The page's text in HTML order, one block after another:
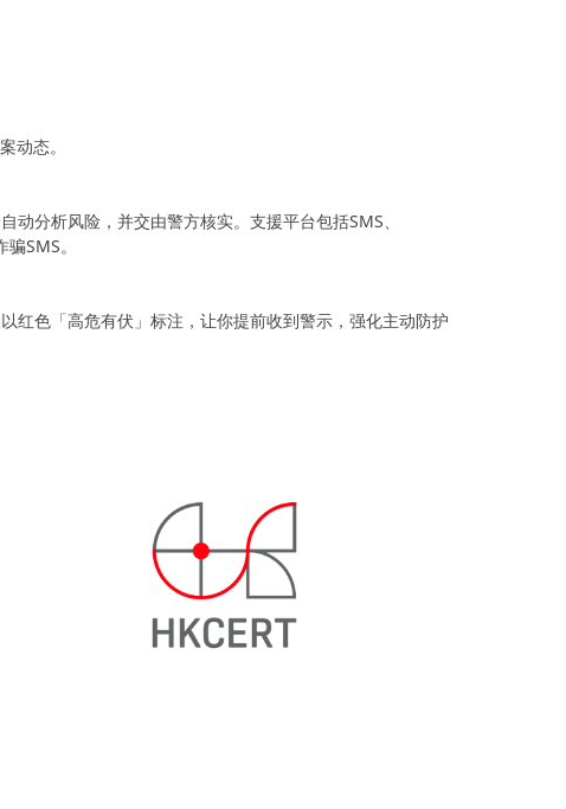
动态。
分析风险，并交由警方核实。支援平台包括SMS、
SMS。
红色「高危有伏」标注，让你提前收到警示，强化主动防护